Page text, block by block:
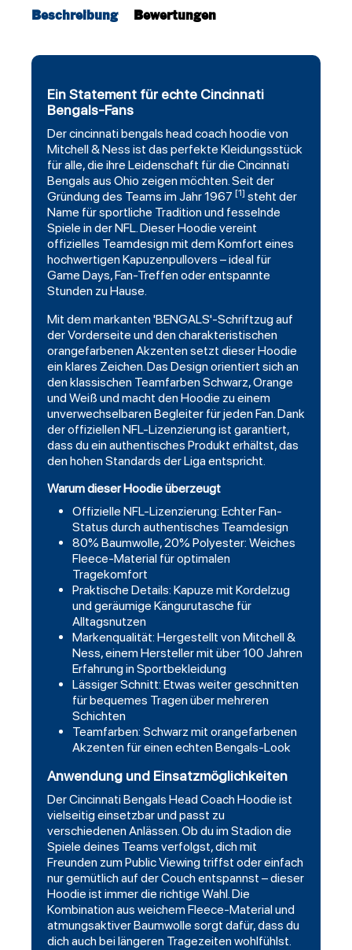
Beschreibung Bewertungen
Ein Statement für echte Cincinnati
Bengals-Fans
Dercincinnati bengals head coachhoodie von
Mitchell & Ness ist das perfekte Kleidungsstück
für alle, die ihre Leidenschaft für die Cincinnati
Bengals aus Ohio zeigen möchten. Seit der
Gründung des Teams im Jahr 1967 [1] steht der
Name für sportliche Tradition und fesselnde
Spiele in der NFL. Dieser Hoodie vereint
offizielles Teamdesign mit dem Komfort eines
hochwertigen Kapuzenpullovers – ideal für
Game Days, Fan-Treffen oder entspannte
Stunden zu Hause.
Mit dem markanten 'BENGALS'-Schriftzug auf
der Vorderseite und den charakteristischen
orangefarbenen Akzenten setzt dieser Hoodie
ein klares Zeichen. Das Design orientiert sich an
den klassischen TeamfarbenSchwarz, Orange
und Weiß und macht den Hoodie zu einem
unverwechselbaren Begleiter für jeden Fan. Dank
der offiziellen NFL-Lizenzierung ist garantiert,
dass du ein authentisches Produkt erhältst, das
den hohen Standards der Liga entspricht.
Warum dieser Hoodie überzeugt
Offizielle NFL-Lizenzierung: Echter Fan-
Status durch authentisches Teamdesign
80% Baumwolle, 20% Polyester: Weiches
Fleece-Material für optimalen
Tragekomfort
Praktische Details: Kapuze mit Kordelzug
und geräumige Kängurutasche für
Alltagsnutzen
Markenqualität: Hergestellt von Mitchell &
Ness, einem Hersteller mit über 100 Jahren
Erfahrung in Sportbekleidung
Lässiger Schnitt: Etwas weiter geschnitten
für bequemes Tragen über mehreren
Schichten
Teamfarben: Schwarz mit orangefarbenen
Akzenten für einen echten Bengals-Look
Anwendung und Einsatzmöglichkeiten
Der Cincinnati Bengals Head Coach Hoodie ist
vielseitig einsetzbar und passt zu
verschiedenen Anlässen. Ob du im Stadion die
Spiele deines Teams verfolgst, dich mit
Freunden zum Public Viewing triffst oder einfach
nur gemütlich auf der Couch entspannst – dieser
Hoodie ist immer die richtige Wahl. Die
Kombination aus weichem Fleece-Material und
atmungsaktiver Baumwolle sorgt dafür, dass du
dich auch bei längeren Tragezeiten wohlfühlst.